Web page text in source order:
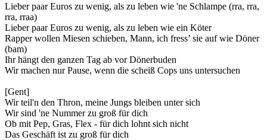
Lieber paar Euros zu wenig, als zu leben wie 'ne Schlampe (rra, rra,
rra, rraa)
Lieber paar Euros zu wenig, als zu leben wie ein Köter
Rapper wollen Miesen schieben, Mann, ich fress’ sie auf wie Döner
(bam)
Ihr hängt den ganzen Tag ab vor Dönerbuden
Wir machen nur Pause, wenn die scheiß Cops uns untersuchen
[Gent]
Wir teil'n den Thron, meine Jungs bleiben unter sich
Wir sind 'ne Nummer zu groß für dich
Ob mit Pep, Gras, Flex - für dich lohnt sich nicht
Das Geschäft ist zu groß für dich